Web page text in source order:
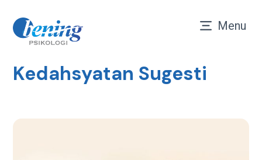
Menu
Kedahsyatan Sugesti